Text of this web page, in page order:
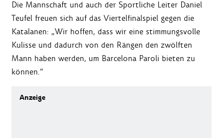
Die Mannschaft und auch der Sportliche Leiter Daniel
Teufel freuen sich auf das Viertelfinalspiel gegen die
Katalanen: „Wir hoffen, dass wir eine stimmungsvolle
Kulisse und dadurch von den Rängen den zwölften
Mann haben werden, um Barcelona Paroli bieten zu
können.“